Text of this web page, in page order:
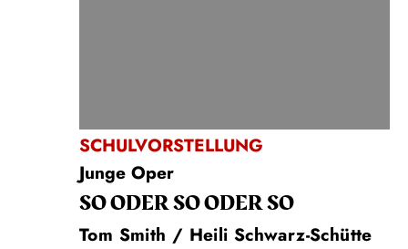
SCHULVORSTELLUNG
Junge Oper
SO ODER SO ODER SO
Tom Smith / Heili Schwarz-Schütte